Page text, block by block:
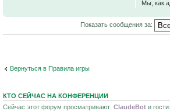
Мы, как
Показать сообщения за:
Вернуться в Правила игры
КТО СЕЙЧАС НА КОНФЕРЕНЦИИ
Сейчас этот форум просматривают: ClaudeBot и